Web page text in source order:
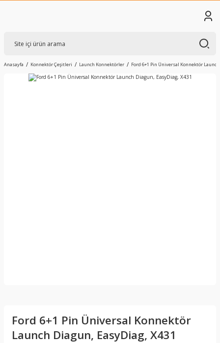
Anasayfa Konnektör Çeşitleri Launch Konnektörler Ford 6+1 Pin Üniversal Konnektör Launch
Ford 6+1 Pin Üniversal Konnektör
Launch Diagun, EasyDiag, X431